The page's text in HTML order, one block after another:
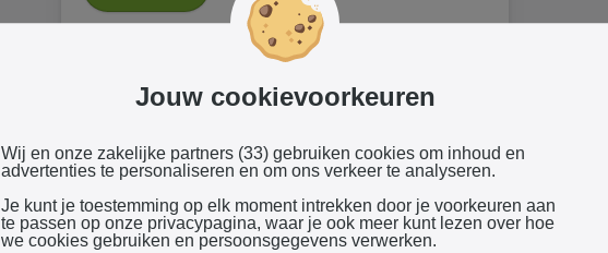
of
Bij gebruik van onze dienst ga je akkoord met onze
algemene voorwaarden
Jouw cookievoorkeuren
Wij en onze zakelijke partners (33) gebruiken cookies om inhoud en
advertenties te personaliseren en om ons verkeer te analyseren.
Je kunt je toestemming op elk moment intrekken door je voorkeuren aan
te passen op onze privacypagina, waar je ook meer kunt lezen over hoe
we cookies gebruiken en persoonsgegevens verwerken.